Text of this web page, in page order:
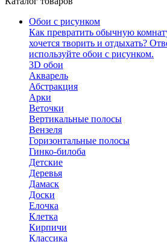
Обои с рисунком
Как превратить обычную
хочется творить и отдыхать?
используйте обои с рисунком.
3D обои
Акварель
Абстракция
Арки
Веточки
Вертикальные полосы
Вензеля
Горизонтальные полосы
Гинко-билоба
Детские
Деревья
Дамаск
Доски
Елочка
Клетка
Кирпичи
Классика